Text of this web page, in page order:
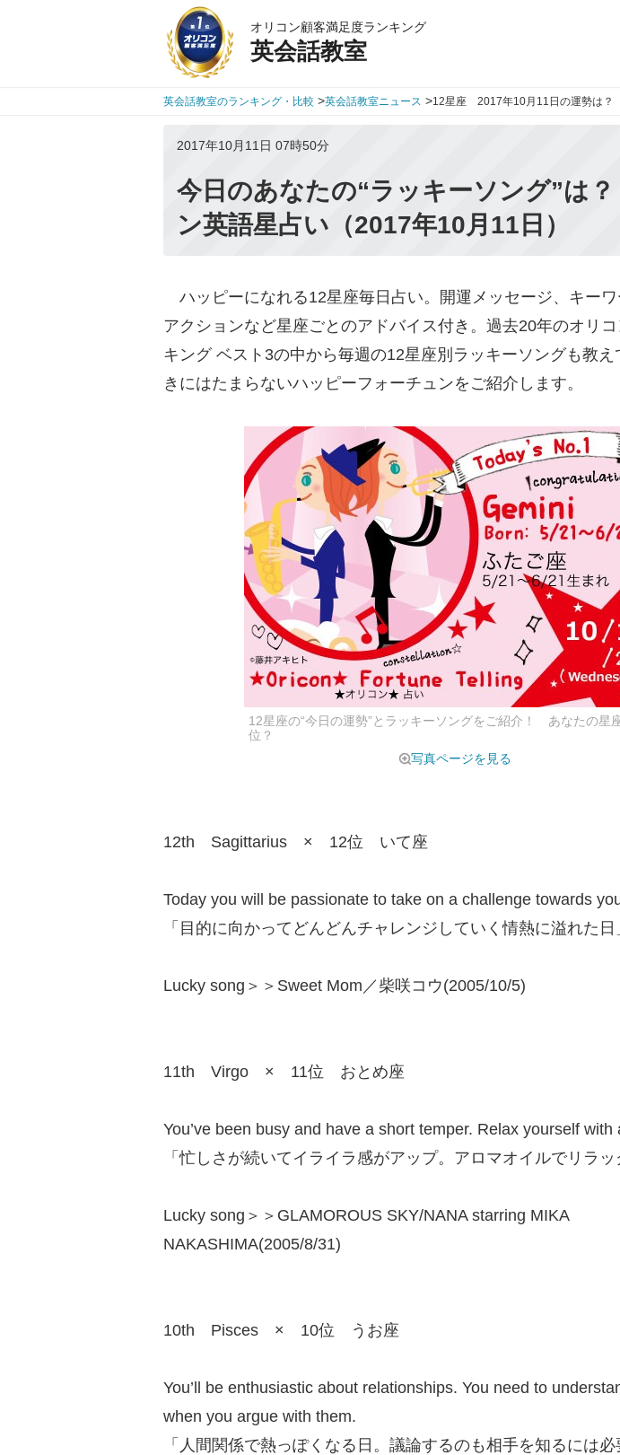
オリコン顧客満足度ランキング
英会話教室
英会話教室のランキング・比較 >英会話教室ニュース >12星座 2017年10月11日の運勢は？
2017年10月11日 07時50分
今日のあなたの“ラッキーソング”は
ン英語星占い（2017年10月11日）
ハッピーになれる12星座毎日占い。開運メッセージ、キーワ
アクションなど星座ごとのアドバイス付き。過去20年のオリ
キング ベスト3の中から毎週の12星座別ラッキーソングも教
きにはたまらないハッピーフォーチュンをご紹介します。
12星座の“今日の運勢”とラッキーソングをご紹介！ あなたの星
位？
写真ページを見る
12th Sagittarius × 12位 いて座
Today you will be passionate to take on a challenge towards
「目的に向かってどんどんチャレンジしていく情熱に溢れた日
Lucky song＞＞Sweet Mom／柴咲コウ(2005/10/5)
11th Virgo × 11位 おとめ座
You’ve been busy and have a short temper. Relax yourself with
「忙しさが続いてイライラ感がアップ。アロマオイルでリラッ
Lucky song＞＞GLAMOROUS SKY/NANA starring MIKA
NAKASHIMA(2005/8/31)
10th Pisces × 10位 うお座
You’ll be enthusiastic about relationships. You need to
when you argue with them.
「人間関係で熱っぽくなる日。議論するのも相手を知るには